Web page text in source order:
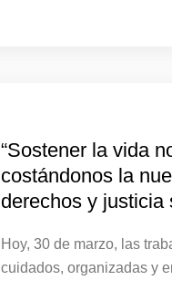
“Sostener la vida
costándonos la
derechos y justicia
Hoy, 30 de marzo, las
cuidados, organizadas y